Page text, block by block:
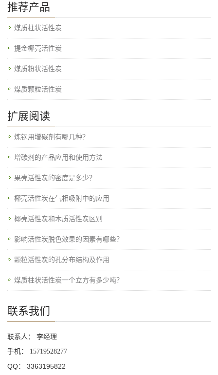
推荐产品
煤质柱状活性炭
提金椰壳活性炭
煤质粉状活性炭
煤质颗粒活性炭
扩展阅读
炼钢用增碳剂有哪几种？
增碳剂的产品应用和使用方法
果壳活性炭的密度是多少？
椰壳活性炭在气相吸附中的应用
椰壳活性炭和木质活性炭区别
影响活性炭脱色效果的因素有哪些？
颗粒活性炭的孔分布结构及作用
煤质柱状活性炭一个立方有多少吨？
联系我们
联系人： 李经理
手机：
15719528277
QQ： 3363195822